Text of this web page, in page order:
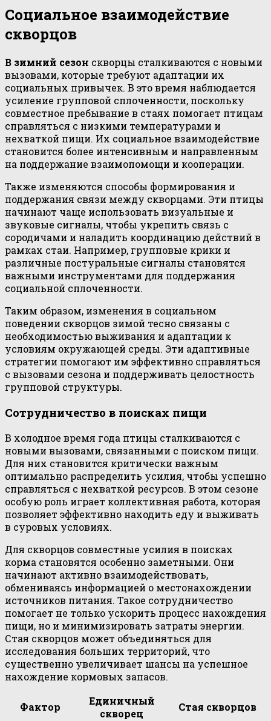
Социальное взаимодействие
скворцов
В зимний сезон скворцы сталкиваются с новыми
вызовами, которые требуют адаптации их
социальных привычек. В это время наблюдается
усиление групповой сплоченности, поскольку
совместное пребывание в стаях помогает птицам
справляться с низкими температурами и
нехваткой пищи. Их социальное взаимодействие
становится более интенсивным и направленным
на поддержание взаимопомощи и кооперации.
Также изменяются способы формирования и
поддержания связи между скворцами. Эти птицы
начинают чаще использовать визуальные и
звуковые сигналы, чтобы укрепить связь с
сородичами и наладить координацию действий в
рамках стаи. Например, групповые крики и
различные постуральные сигналы становятся
важными инструментами для поддержания
социальной сплоченности.
Таким образом, изменения в социальном
поведении скворцов зимой тесно связаны с
необходимостью выживания и адаптации к
условиям окружающей среды. Эти адаптивные
стратегии помогают им эффективно справляться
с вызовами сезона и поддерживать целостность
групповой структуры.
Сотрудничество в поисках пищи
В холодное время года птицы сталкиваются с
новыми вызовами, связанными с поиском пищи.
Для них становится критически важным
оптимально распределить усилия, чтобы успешно
справляться с нехваткой ресурсов. В этом сезоне
особую роль играет коллективная работа, которая
позволяет эффективно находить еду и выживать
в суровых условиях.
Для скворцов совместные усилия в поисках
корма становятся особенно заметными. Они
начинают активно взаимодействовать,
обмениваясь информацией о местонахождении
источников питания. Такое сотрудничество
помогает не только ускорить процесс нахождения
пищи, но и минимизировать затраты энергии.
Стая скворцов может объединяться для
исследования больших территорий, что
существенно увеличивает шансы на успешное
нахождение кормовых запасов.
Фактор
Единичный
скворец
Стая скворцов